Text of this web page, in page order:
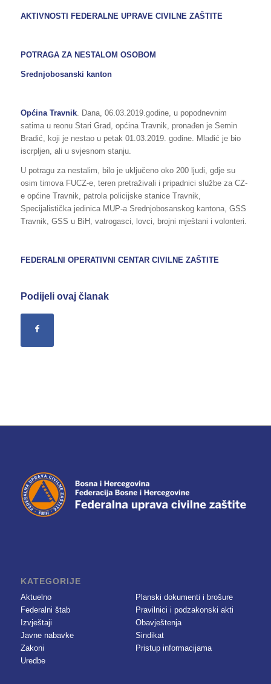
AKTIVNOSTI FEDERALNE UPRAVE CIVILNE ZAŠTITE
POTRAGA ZA NESTALOM OSOBOM
Srednjobosanski kanton
Općina Travnik. Dana, 06.03.2019.godine, u popodnevnim
satima u reonu Stari Grad, općina Travnik, pronađen je Semin
Bradić, koji je nestao u petak 01.03.2019. godine. Mladić je bio
iscrpljen, ali u svjesnom stanju.
U potragu za nestalim, bilo je uključeno oko 200 ljudi, gdje su
osim timova FUCZ-e, teren pretraživali i pripadnici službe za CZ-
e općine Travnik, patrola policijske stanice Travnik,
Specijalistička jedinica MUP-a Srednjobosanskog kantona, GSS
Travnik, GSS u BiH, vatrogasci, lovci, brojni mještani i volonteri.
FEDERALNI OPERATIVNI CENTAR CIVILNE ZAŠTITE
Podijeli ovaj članak
KATEGORIJE
Aktuelno
Federalni štab
Izvještaji
Javne nabavke
Zakoni
Uredbe
Planski dokumenti i brošure
Pravilnici i podzakonski akti
Obavještenja
Sindikat
Pristup informacijama